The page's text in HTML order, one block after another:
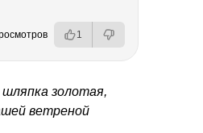
1
золотая,
ветреной